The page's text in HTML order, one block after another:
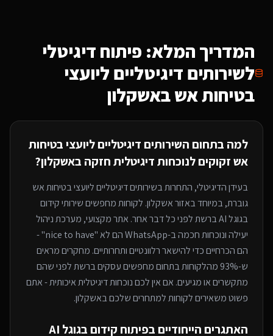
המדריך המלא: פיתוח דיגיטלי
לשירותים דיגיטליים ליועצי
בטיחות אשבאשקלון
למה בתחום השירותים דיגיטליים ליועצי בטיחות
אשזקוקים לנוכחות דיגיטלית חזקה באשקלון?
בעידן הדיגיטלי, התחרות בשירותים דיגיטליים ליועצי בטיחות אש
גוברת, במיוחדבאזור אשקלון. לקוחות מחפשים שירותיקידום
בגוגל AI
ברשת לפני כל דבר אחר. אתר מקצועי, מערכת ניהול
יעילה ונוכחות חכמה ב-WhatsApp הם לא "nice to have" -
הם הכרחיים כדי להישאר רלוונטיים ותחרותיים. מחקרים מראים
ש-93% מהלקוחות בתחום מחפשים עסקים ברשת לפני שהם
מתקשרים או מגיעים. אם אין לכם נוכחות דיגיטלית איכותית - אתם
פשוט משאירים לקוחות למתחריםשלכם באשקלון.
האתגרים הייחודיים בפיתוח קידום בגוגל AI